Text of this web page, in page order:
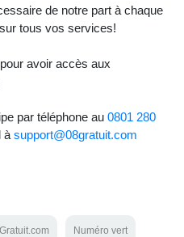
de notre part à chaque
tous vos services!
avoir accès aux
par téléphone au 0801 280
à support@08gratuit.com
Numéro vert